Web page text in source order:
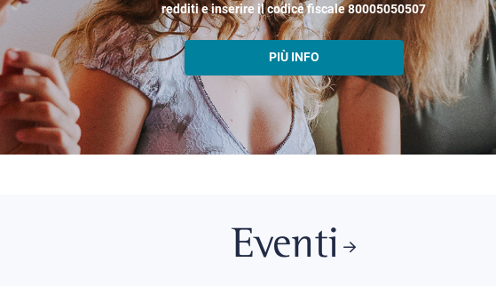
redditi e inserire il codice fiscale 80005050507
PIÙ INFO
Eventi